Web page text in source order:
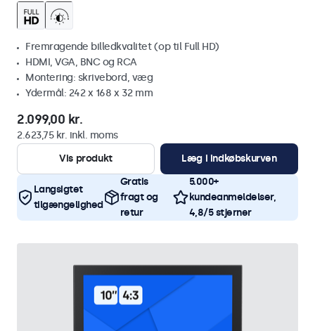
Fremragende billedkvalitet (op til Full HD)
HDMI, VGA, BNC og RCA
Montering: skrivebord, væg
Ydermål: 242 x 168 x 32 mm
2.099,00 kr.
2.623,75 kr. inkl. moms
Vis produkt
Læg i indkøbskurven
Langsigtet
tilgængelighed
Gratis
fragt og
retur
5.000+
kundeanmeldelser,
4,8/5 stjerner